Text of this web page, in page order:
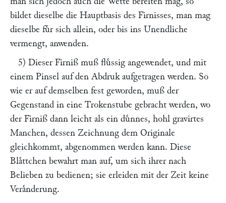
bildet dieselbe die Hauptbasis des Firnisses, man mag
dieselbe fuͤr sich allein, oder bis ins Unendliche
vermengt, anwenden.
5) Dieser Firniß muß fluͤssig angewendet, und mit
einem Pinsel auf den Abdruk aufgetragen werden. So
wie er auf demselben fest geworden, muß der
Gegenstand in eine Trokenstube gebracht werden, wo
der Firniß dann leicht als ein duͤnnes, hohl gravirtes
Manchen, dessen Zeichnung dem Originale
gleichkommt, abgenommen werden kann. Diese
Blaͤttchen bewahrt man auf, um sich ihrer nach
Belieben zu bedienen; sie erleiden mit der Zeit keine
Veraͤnderung.